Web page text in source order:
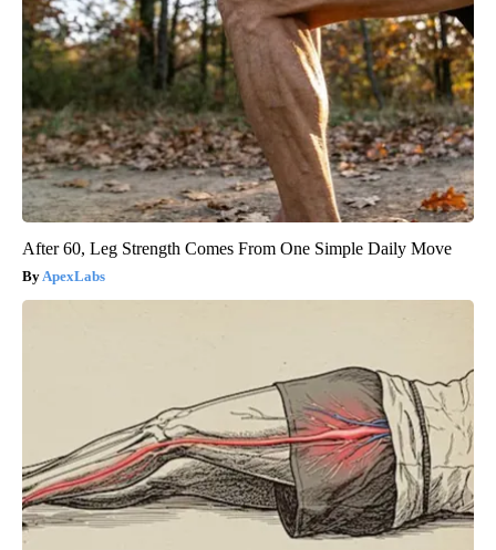
After 60, Leg Strength Comes From One Simple Daily Move
ApexLabs